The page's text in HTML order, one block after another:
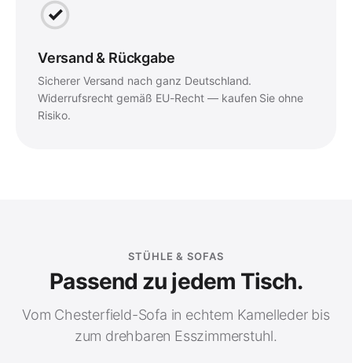
Versand & Rückgabe
Sicherer Versand nach ganz Deutschland.
Widerrufsrecht gemäß EU-Recht — kaufen Sie ohne
Risiko.
STÜHLE & SOFAS
Passend zu jedem Tisch.
Vom Chesterfield-Sofa in echtem Kamelleder bis
zum drehbaren Esszimmerstuhl.